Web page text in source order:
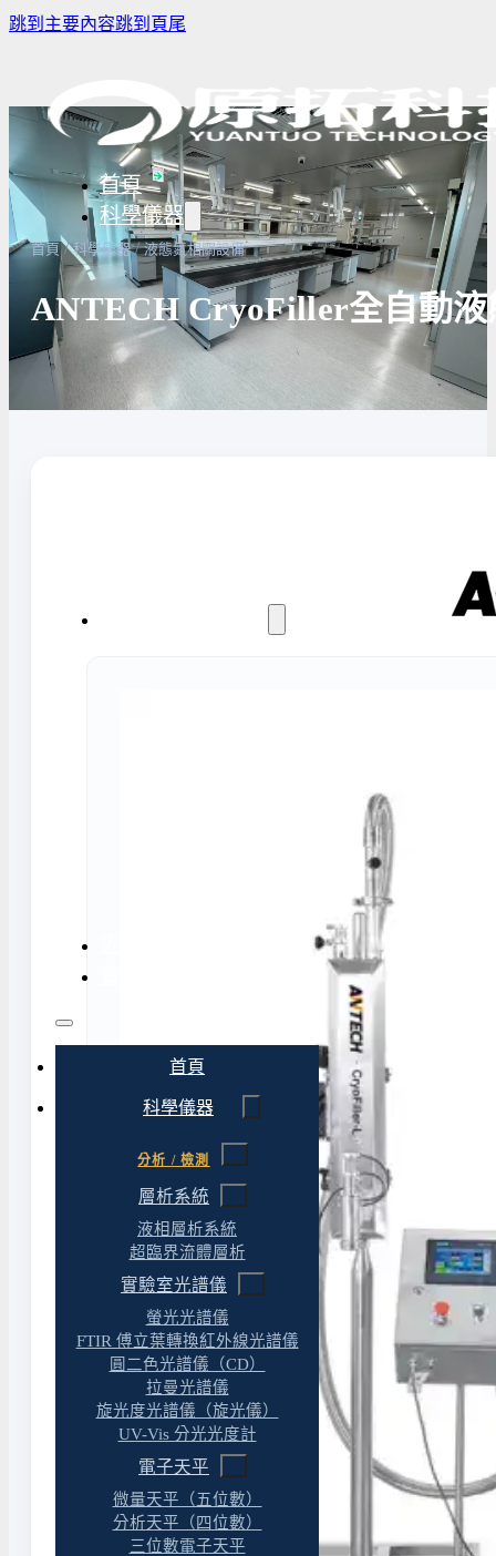
跳到主要內容跳到頁尾
首頁
科學儀器
樣品濃縮/乾燥前處理設備
微量分注吸管pipette
實驗室攪拌器 | 振盪機
實驗室冰箱 / 冷凍櫃
高溫爐
生物安全
高壓滅菌
實驗室紫
天花板工程
隔間工程
環境汙染防治工
首頁
科學儀器
分析 / 檢測
層析系統
液相層析系統
超臨界流體層析
實驗室光譜儀
螢光光譜儀
FTIR 傅立葉轉換紅外線光譜儀
圓二色光譜儀（CD）
拉曼光譜儀
旋光度光譜儀（旋光儀）
UV-Vis 分光光度計
電子天平
微量天平（五位數）
分析天平（四位數）
三位數電子天平
首頁 / 科學儀器 / 液態氮相關設備
ANTECH CryoFiller全自動液